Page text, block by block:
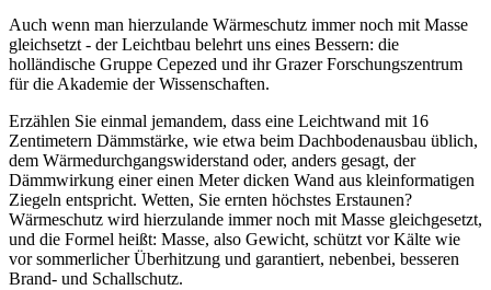
Auch wenn man hierzulande Wärmeschutz immer noch mit Masse
gleichsetzt - der Leichtbau belehrt uns eines Bessern: die
holländische Gruppe Cepezed und ihr Grazer Forschungszentrum
für die Akademie der Wissenschaften.
Erzählen Sie einmal jemandem, dass eine Leichtwand mit 16
Zentimetern Dämmstärke, wie etwa beim Dachbodenausbau üblich,
dem Wärmedurchgangswiderstand oder, anders gesagt, der
Dämmwirkung einer einen Meter dicken Wand aus kleinformatigen
Ziegeln entspricht. Wetten, Sie ernten höchstes Erstaunen?
Wärmeschutz wird hierzulande immer noch mit Masse gleichgesetzt,
und die Formel heißt: Masse, also Gewicht, schützt vor Kälte wie
vor sommerlicher Überhitzung und garantiert, nebenbei, besseren
Brand- und Schallschutz.